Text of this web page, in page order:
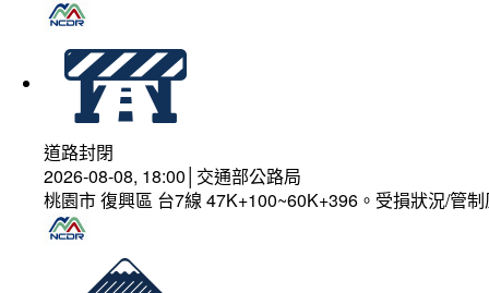
道路封閉
2026-08-08, 18:00│交通部公路局
桃園市 復興區 台7線 47K+100~60K+396。受損狀況/管